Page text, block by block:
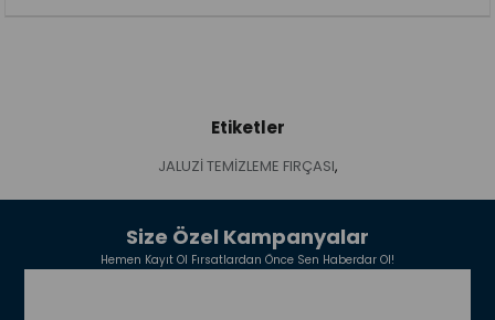
Etiketler
JALUZİ TEMİZLEME FIRÇASI,
Size Özel Kampanyalar
Hemen Kayıt Ol Fırsatlardan Önce Sen Haberdar Ol!